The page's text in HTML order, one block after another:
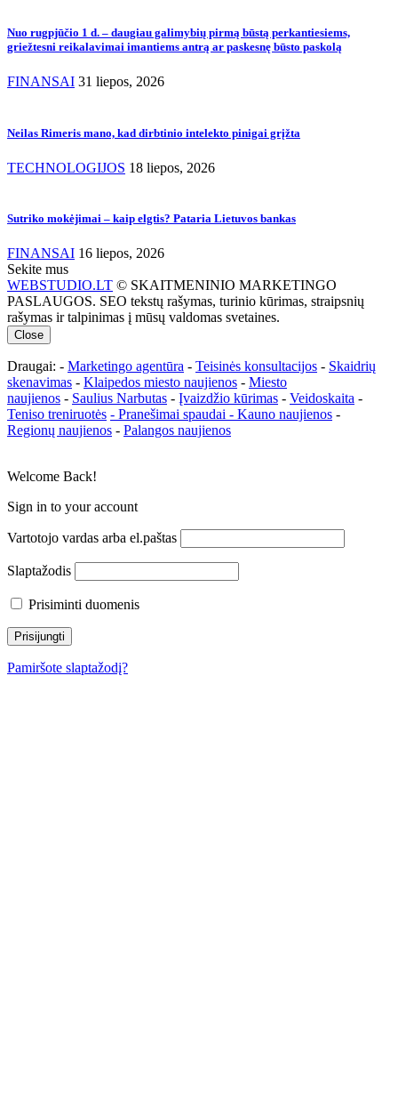
Nuo rugpjūčio 1 d. – daugiau galimybių pirmą būstą perkantiesiems,
griežtesni reikalavimai imantiems antrą ar paskesnę būsto paskolą
FINANSAI 31 liepos, 2026
Neilas Rimeris mano, kad dirbtinio intelekto pinigai grįžta
TECHNOLOGIJOS 18 liepos, 2026
Sutriko mokėjimai – kaip elgtis? Pataria Lietuvos bankas
FINANSAI 16 liepos, 2026
Sekite mus
WEBSTUDIO.LT © SKAITMENINIO MARKETINGO
PASLAUGOS. SEO tekstų rašymas, turinio kūrimas, straipsnių
rašymas ir talpinimas į mūsų valdomas svetaines.
Close
Draugai: - Marketingo agentūra - Teisinės konsultacijos - Skaidrių
skenavimas - Klaipedos miesto naujienos - Miesto
naujienos - Saulius Narbutas - Įvaizdžio kūrimas - Veidoskaita -
Teniso treniruotės - Pranešimai spaudai - Kauno naujienos -
Regionų naujienos - Palangos naujienos
Welcome Back!
Sign in to your account
Vartotojo vardas arba el.paštas
Slaptažodis
Prisiminti duomenis
Pamiršote slaptažodį?